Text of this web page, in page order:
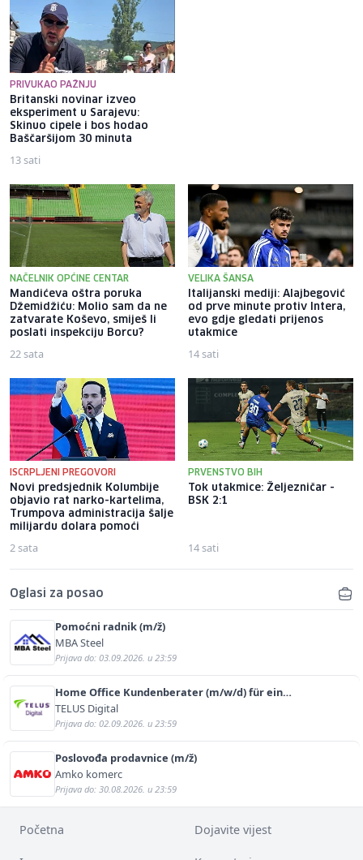
PRIVUKAO PAŽNJU
Britanski novinar izveo
eksperiment u Sarajevu:
Skinuo cipele i bos hodao
Baščaršijom 30 minuta
13 sati
NAČELNIK OPĆINE CENTAR
Mandićeva oštra poruka
Džemidžiću: Molio sam da ne
zatvarate Koševo, smiješ li
poslati inspekciju Borcu?
22 sata
VELIKA ŠANSA
Italijanski mediji: Alajbegović
od prve minute protiv Intera,
evo gdje gledati prijenos
utakmice
14 sati
ISCRPLJENI PREGOVORI
Novi predsjednik Kolumbije
objavio rat narko-kartelima,
Trumpova administracija šalje
milijardu dolara pomoći
2 sata
PRVENSTVO BIH
Tok utakmice: Željezničar -
BSK 2:1
14 sati
Oglasi za posao
Pomoćni radnik (m/ž)
MBA Steel
Prijava do: 03.09.2026. u 23:59
Home Office Kundenberater (m/w/d) für ein
renommiertes Schuhunternehmen
TELUS Digital
Prijava do: 02.09.2026. u 23:59
Poslovođa prodavnice (m/ž)
Amko komerc
Prijava do: 30.08.2026. u 23:59
Početna Dojavite vijest